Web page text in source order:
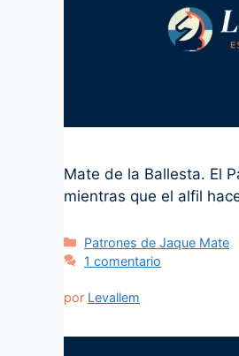
Mate de la Ballesta. El
mientras que el alfil
Categorías
Patrones de Jaque Mate
1 comentario
por Levallem